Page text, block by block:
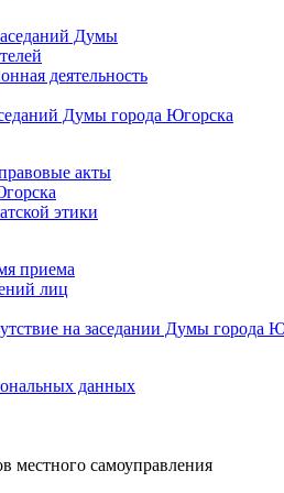
Думы
деятельность
Думы города Югорска
акты
этики
приема
лиц
на заседании Думы города
данных
местного самоуправления